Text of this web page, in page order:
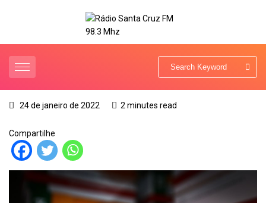
24 de janeiro de 2022 2 minutes read
Compartilhe